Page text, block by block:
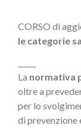
CORSO di
le categorie
La normativa
oltre a
per lo
di prevenzione